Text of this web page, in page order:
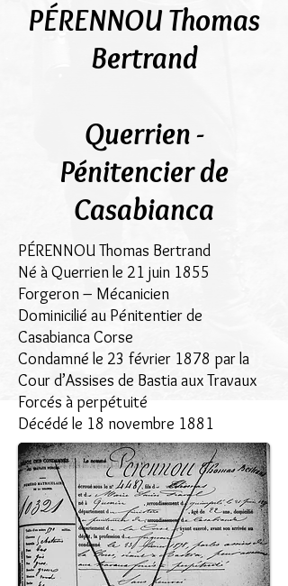
PÉRENNOU Thomas
Bertrand
Querrien -
Pénitencier de
Casabianca
PÉRENNOU Thomas Bertrand
Né à Querrien le 21 juin 1855
Forgeron – Mécanicien
Dominicilié au Pénitentier de
Casabianca Corse
Condamné le 23 février 1878 par la
Cour d’Assises de Bastia aux Travaux
Forcés à perpétuité
Décédé le 18 novembre 1881